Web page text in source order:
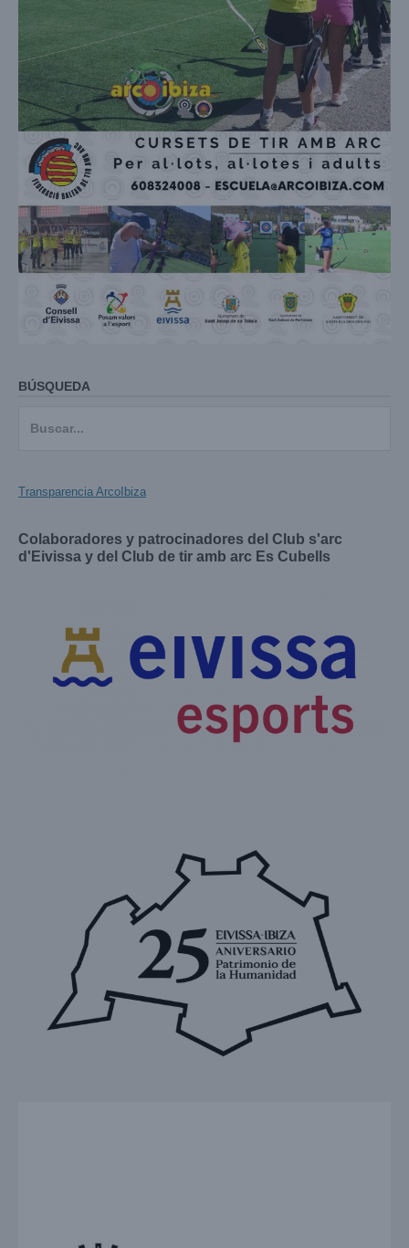
BÚSQUEDA
Transparencia ArcoIbiza
Colaboradores y patrocinadores del Club s'arc
d'Eivissa y del Club de tir amb arc Es Cubells